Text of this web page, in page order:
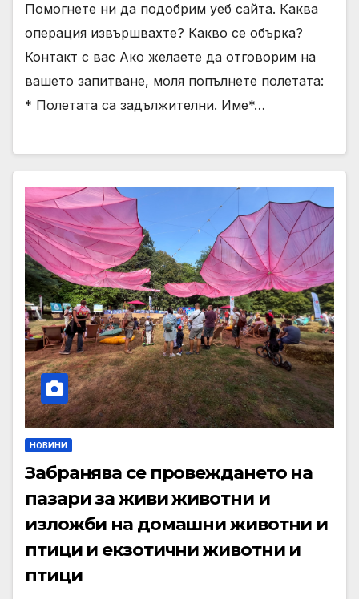
Помогнете ни да подобрим уеб сайта. Каква
операция извършвахте? Какво се обърка?
Контакт с вас Ако желаете да отговорим на
вашето запитване, моля попълнете полетата:
* Полетата са задължителни. Име*…
НОВИНИ
Забранява се провеждането на
пазари за живи животни и
изложби на домашни животни и
птици и екзотични животни и
птици